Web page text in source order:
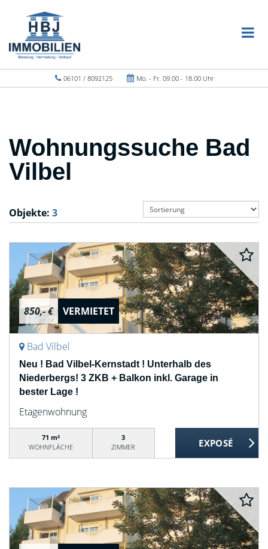
06101 / 8092125 Mo. - Fr. 09.00 - 18.00 Uhr
Wohnungssuche Bad
Vilbel
Objekte: 3
850,- € VERMIETET
Bad Vilbel
Neu ! Bad Vilbel-Kernstadt ! Unterhalb des
Niederbergs! 3 ZKB + Balkon inkl. Garage in
bester Lage !
Etagenwohnung
71 m²
WOHNFLÄCHE
3
ZIMMER